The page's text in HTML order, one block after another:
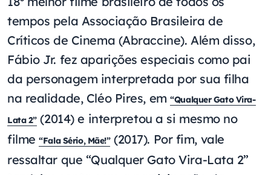
tempos pela Associação Brasileira de
Críticos de Cinema (Abraccine). Além disso,
Fábio Jr. fez aparições especiais como pai
da personagem interpretada por sua filha
na realidade, Cléo Pires, em“Qualquer Gato Vira-
Lata 2”(2014) e interpretou a si mesmo no
filme“Fala Sério, Mãe!”(2017). Por fim, vale
ressaltar que “Qualquer Gato Vira-Lata 2”